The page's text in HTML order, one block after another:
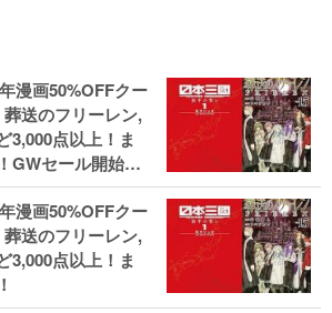
漫画50%OFFクー
送のフリーレン,
3,000点以上！ま
GWセール開始！
カワ祭やIT関連本
漫画50%OFFクー
送のフリーレン,
3,000点以上！ま